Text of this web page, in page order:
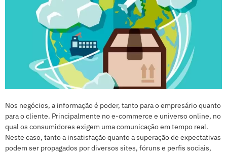
Nos negócios, a informação é poder, tanto para o empresário quanto
para o cliente. Principalmente no e-commerce e universo online, no
qual os consumidores exigem uma comunicação em tempo real.
Neste caso, tanto a insatisfação quanto a superação de expectativas
podem ser propagados por diversos sites, fóruns e perfis sociais,